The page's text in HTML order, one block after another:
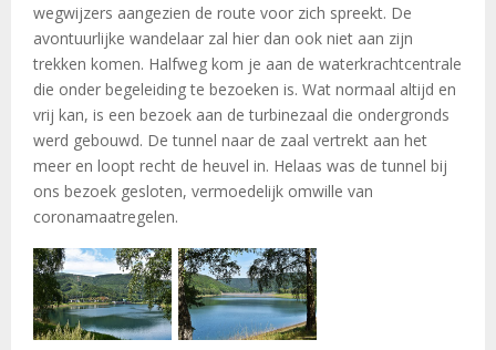
wegwijzers aangezien de route voor zich spreekt. De
avontuurlijke wandelaar zal hier dan ook niet aan zijn
trekken komen. Halfweg kom je aan de waterkrachtcentrale
die onder begeleiding te bezoeken is. Wat normaal altijd en
vrij kan, is een bezoek aan de turbinezaal die ondergronds
werd gebouwd. De tunnel naar de zaal vertrekt aan het
meer en loopt recht de heuvel in. Helaas was de tunnel bij
ons bezoek gesloten, vermoedelijk omwille van
coronamaatregelen.